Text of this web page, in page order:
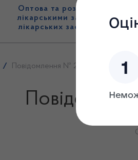
Оптова та роздрібна торгівля
лікарськими засобами,
лікарських засобів (крім
/ Повідомлення № 23МВ від 31.07.2019